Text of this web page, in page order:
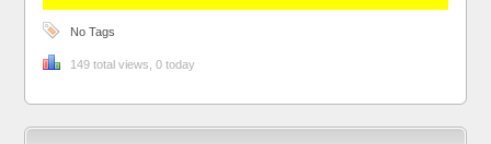
No Tags
149 total views, 0 today